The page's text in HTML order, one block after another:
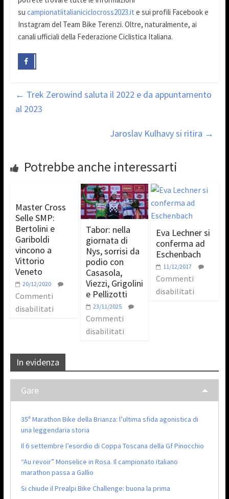
su campionatiitalianiciclocross2023.it e sui profili Facebook e
Instagram del Team Bike Terenzi. Oltre, naturalmente, ai
canali ufficiali della Federazione Ciclistica Italiana.
← Trek Zerowind saluta il 2022 e da appuntamento
al 2023
Jaroslav Kulhavy si ritira →
Potrebbe anche interessarti
Master Cross
Selle SMP:
Bertolini e
Gariboldi
vincono a
Vittorio
Veneto
20/12/2020
Commenti
disabilitati
Tabor: nella
giornata di
Nys, sorrisi da
podio con
Casasola,
Viezzi, Grigolini
e Pellizotti
23/11/2025
Commenti
disabilitati
Eva Lechner si
conferma ad
Eschenbach
11/12/2017
Commenti
disabilitati
In evidenza
Gare
35ª Marathon Bike della Brianza: l’ultima sfida agonistica di
una leggendaria storia
Il 6 settembre l’esordio di Coppa Toscana della Gf Pinocchio
“Au revoir” Monselice in Rosa. Il campionato italiano
marathon passa a Gallio
Si chiude il Prealpi Bike Challenge: buona la prima